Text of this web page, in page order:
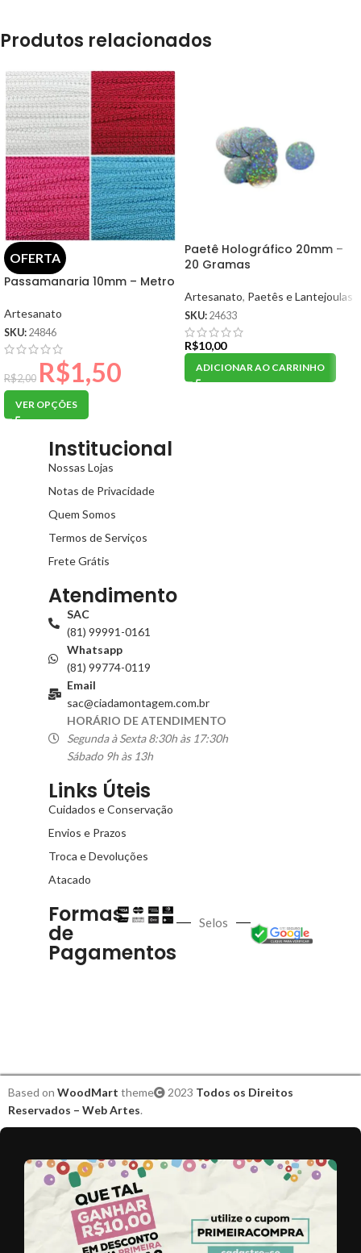
Produtos relacionados
OFERTA
Passamanaria 10mm – Metro
Artesanato
SKU: 24846
R$2,00 R$1,50
VER OPÇÕES
Paetê Holográfico 20mm –
20 Gramas
Artesanato, Paetês e Lantejoulas
SKU: 24633
R$10,00
ADICIONAR AO CARRINHO
Institucional
Nossas Lojas
Notas de Privacidade
Quem Somos
Termos de Serviços
Frete Grátis
Atendimento
SAC
(81) 99991-0161
Whatsapp
(81) 99774-0119
Email
sac@ciadamontagem.com.br
HORÁRIO DE ATENDIMENTO
Segunda à Sexta 8:30h às 17:30h
Sábado 9h às 13h
Links Úteis
Cuidados e Conservação
Envios e Prazos
Troca e Devoluções
Atacado
Formas
de
Pagamentos
Selos
Based on WoodMart theme 2023 Todos os Direitos
Reservados – Web Artes.